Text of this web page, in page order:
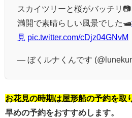
スカイツリーと桜がバッチリ📷
満開で素晴らしい風景でした🛥️
見 pic.twitter.com/cDjz04GNvM
— ぼくルナくんです
お花見の時期は屋形船の予約を取
早めの予約をおすすめします。